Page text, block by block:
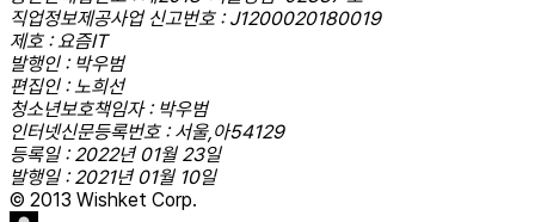
직업정보제공사업 신고번호 : J1200020180019
제호 : 요즘IT
발행인 : 박우범
편집인 : 노희선
청소년보호책임자 : 박우범
인터넷신문등록번호 : 서울,아54129
등록일 : 2022년 01월 23일
발행일 : 2021년 01월 10일
© 2013 Wishket Corp.